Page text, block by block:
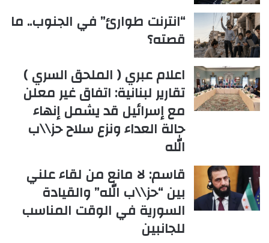
“انترنت طوارئ” في الجنوب.. ما
قصته؟
اعلام عبري ( الملحق السري )
تقارير لبنانية: اتفاق غير معلن
مع إسرائيل قد يشمل إنهاء
حالة العداء ونزع سلاح حز\\ب
الله
قاسم: لا مانع من لقاء علني
بين “حز\\ب الله” والقيادة
السورية في الوقت المناسب
للجانبين